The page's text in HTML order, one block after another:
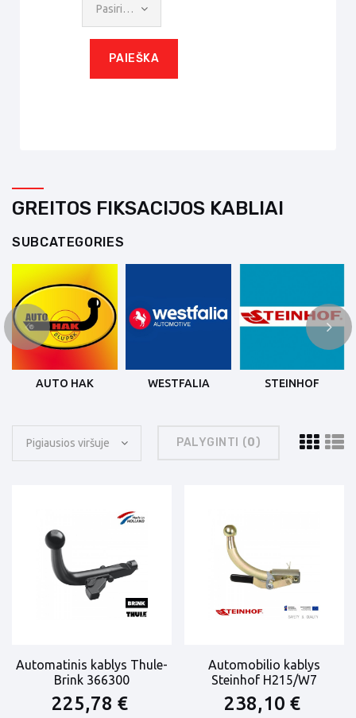
Pasirinkite reikšmę
PAIEŠKA
GREITOS FIKSACIJOS KABLIAI
SUBCATEGORIES
AUTO HAK WESTFALIA STEINHOF
Pigiausios viršuje PALYGINTI (0)
Automatinis kablys Thule-
Brink 366300
225,78 €
Automobilio kablys
Steinhof H215/W7
238,10 €